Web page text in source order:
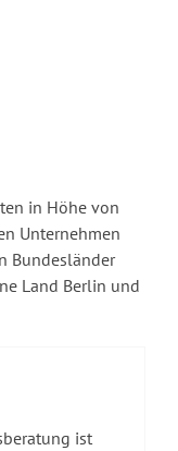
in Höhe von
Unternehmen
Bundesländer
Land Berlin und
ist